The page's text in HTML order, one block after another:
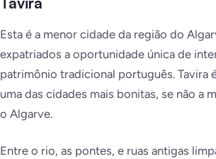
Esta é a menor cidade da região do
expatriados a oportunidade única de
patrimônio tradicional português. Tavira
uma das cidades mais bonitas, se não a
o Algarve.
Entre o rio, as pontes, e ruas antigas